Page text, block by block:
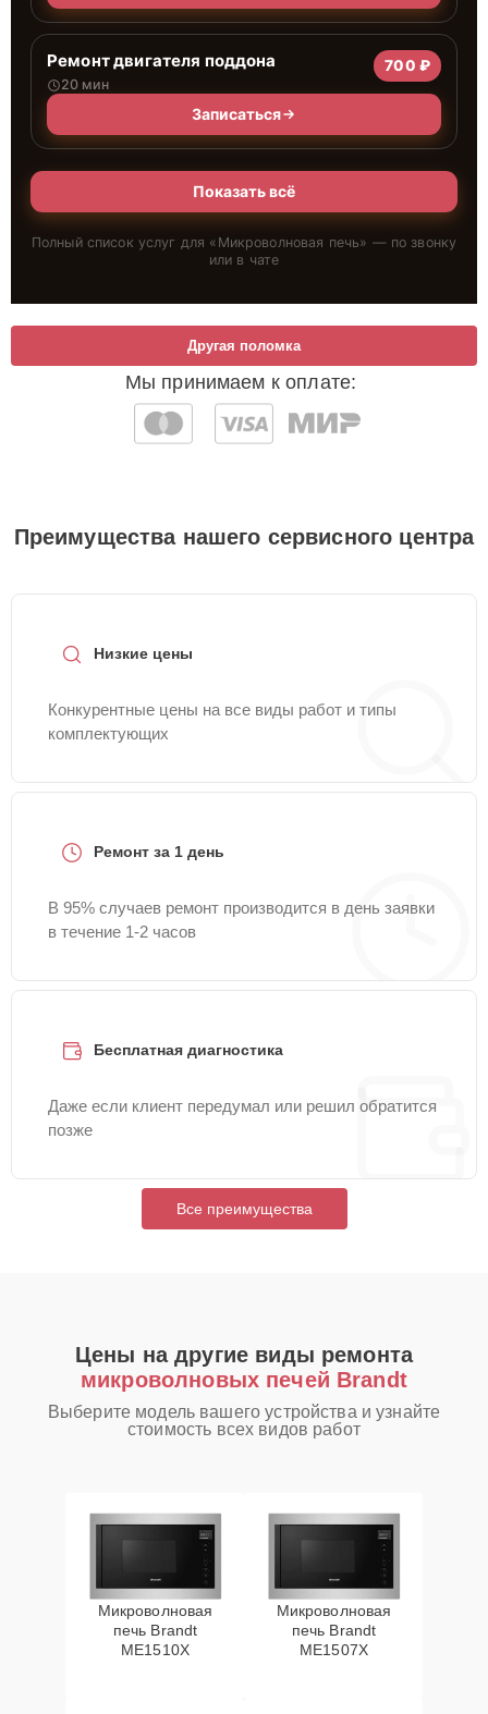
Ремонт двигателя поддона
20 мин
700 ₽
Записаться
Показать всё
Полный список услуг для « Микроволновая печь» — по звонку
или в чате
Мы принимаем к оплате:
Другая поломка
Преимущества нашего сервисного центра
Низкие цены
Конкурентные цены на все виды работ и типы
комплектующих
Ремонт за 1 день
В 95% случаев ремонт производится в день заявки
в течение 1-2 часов
Бесплатная диагностика
Даже если клиент передумал или решил обратится
позже
Все преимущества
Цены на другие виды ремонта
микроволновых печей Brandt
Выберите модель вашего устройства и узнайте
стоимость всех видов работ
Микроволновая
печь Brandt
ME1510X
Микроволновая
печь Brandt
ME1507X